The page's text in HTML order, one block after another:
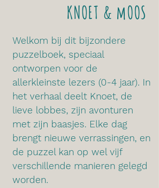
KNOET & mOOS
Welkom bij dit bijzondere
puzzelboek, speciaal
ontworpen voor de
allerkleinste lezers (0-4 jaar). In
het verhaal deelt Knoet, de
lieve lobbes, zijn avonturen
met zijn baasjes. Elke dag
brengt nieuwe verrassingen, en
de puzzel kan op wel vijf
verschillende manieren gelegd
worden.